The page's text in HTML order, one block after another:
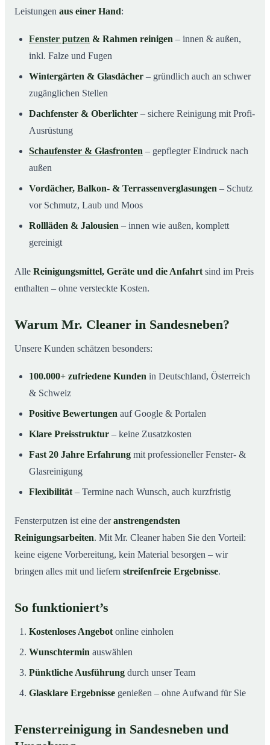
Leistungen aus einer Hand:
Fenster putzen & Rahmen reinigen – innen & außen,
inkl. Falze und Fugen
Wintergärten & Glasdächer – gründlich auch an schwer
zugänglichen Stellen
Dachfenster & Oberlichter – sichere Reinigung mit Profi-
Ausrüstung
Schaufenster & Glasfronten – gepflegter Eindruck nach
außen
Vordächer, Balkon- & Terrassenverglasungen – Schutz
vor Schmutz, Laub und Moos
Rollläden & Jalousien – innen wie außen, komplett
gereinigt
Alle Reinigungsmittel, Geräte und die Anfahrt sind im Preis
enthalten – ohne versteckte Kosten.
Warum Mr. Cleaner in Sandesneben?
Unsere Kunden schätzen besonders:
100.000+ zufriedene Kunden in Deutschland, Österreich
& Schweiz
Positive Bewertungen auf Google & Portalen
Klare Preisstruktur – keine Zusatzkosten
Fast 20 Jahre Erfahrung mit professioneller Fenster- &
Glasreinigung
Flexibilität – Termine nach Wunsch, auch kurzfristig
Fensterputzen ist eine deranstrengendsten
Reinigungsarbeiten. Mit Mr. Cleaner haben Sie den Vorteil:
keine eigene Vorbereitung, kein Material besorgen – wir
bringen alles mit und liefern streifenfreie Ergebnisse.
So funktioniert’s
Kostenloses Angebot online einholen
Wunschtermin auswählen
Pünktliche Ausführung durch unser Team
Glasklare Ergebnisse genießen – ohne Aufwand für Sie
Fensterreinigung in Sandesneben und